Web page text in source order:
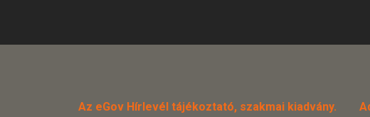
Az eGov Hírlevél tájékoztató, szakmai kiadvány.